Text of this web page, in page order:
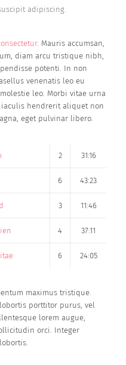
adipiscing.
. Mauris accumsan,
diam arcu tristique nibh,
potenti. In non
venenatis leo eu
leo. Morbi vitae urna
hendrerit aliquet non
eget pulvinar libero.
2 31:16
6 43:23
3 11:46
4 37:11
6 24:05
maximus tristique.
porttitor purus, vel
lorem augue,
orci. Integer